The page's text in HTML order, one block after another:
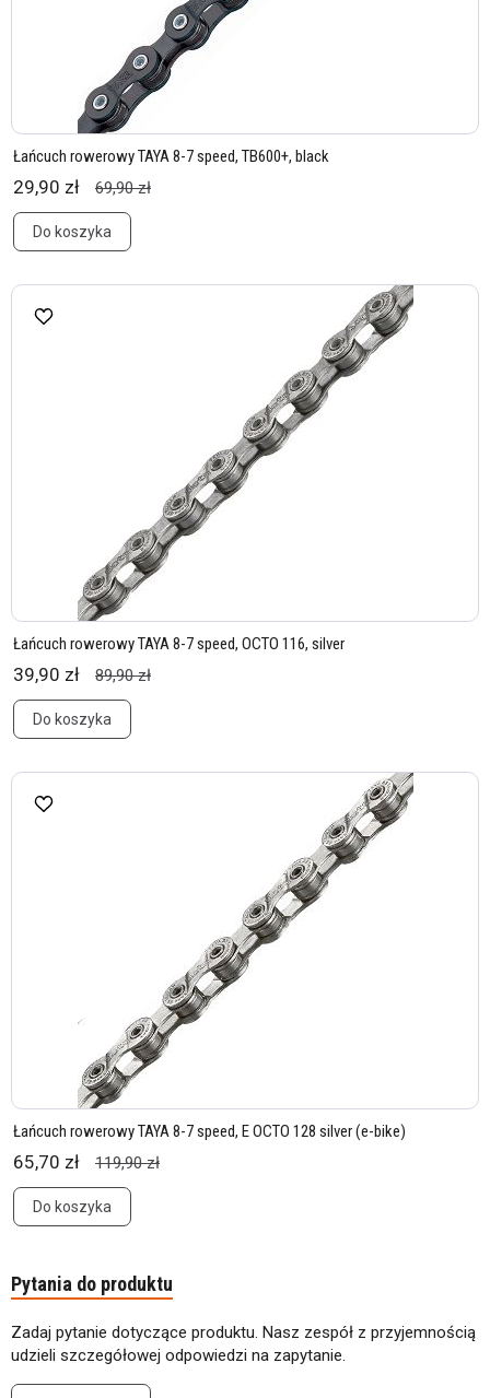
Łańcuch rowerowy TAYA 8-7 speed, TB600+, black
29,90 zł 69,90 zł
Do koszyka
Łańcuch rowerowy TAYA 8-7 speed, OCTO 116, silver
39,90 zł 89,90 zł
Do koszyka
Łańcuch rowerowy TAYA 8-7 speed, E OCTO 128 silver (e-bike)
65,70 zł 119,90 zł
Do koszyka
Pytania do produktu
Zadaj pytanie dotyczące produktu. Nasz zespół z przyjemnością
udzieli szczegółowej odpowiedzi na zapytanie.